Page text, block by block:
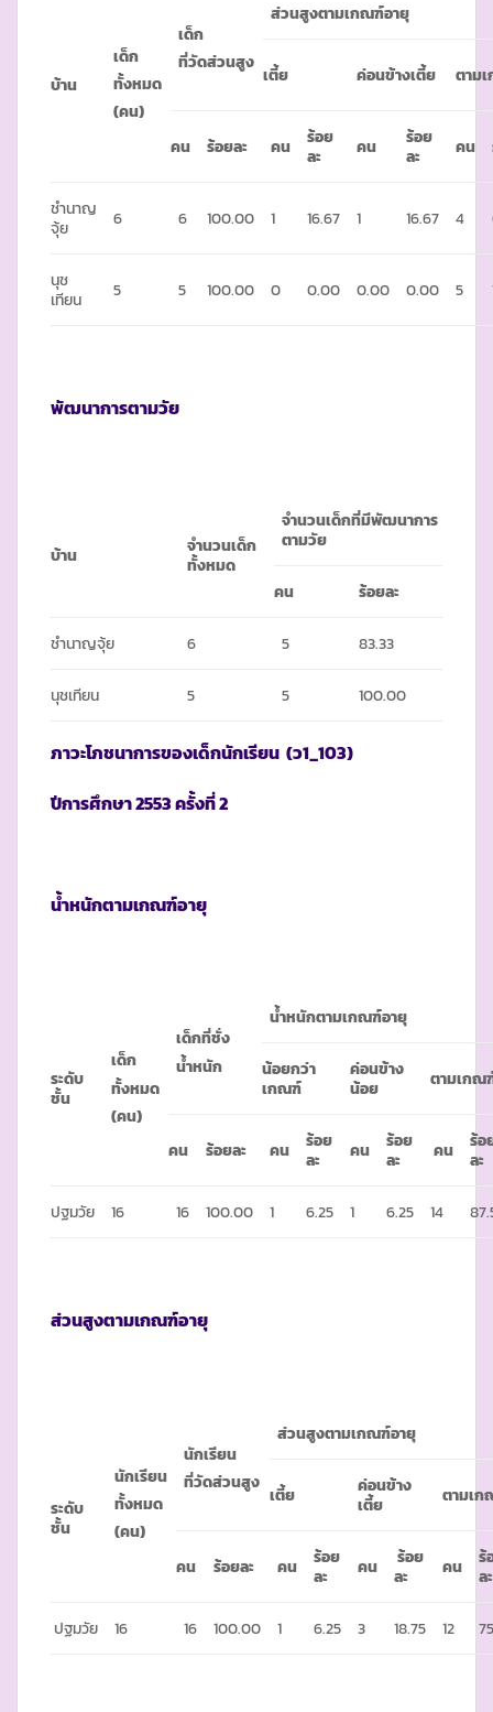
บ้าน
เด็ก
ทั้งหมด
(คน)
เด็ก
ที่วัดส่วนสูง
ส่วนสูงตามเกณฑ์อายุ
เตี้ย ค่อนข้างเตี้ย ตาม
คน ร้อยละ คน
ร้อย
ละ
คน
ร้อย
ละ
คน
ชำนาญ
จุ้ย
6 6 100.00 1 16.67 1 16.67 4
นุช
เทียน
5 5 100.00 0 0.00 0.00 0.00 5
พัฒนาการตามวัย
บ้าน
จำนวนเด็ก
ทั้งหมด
จำนวนเด็กที่มีพัฒนาการ
ตามวัย
คน ร้อยละ
ชำนาญจุ้ย 6 5 83.33
นุชเทียน 5 5 100.00
ภาวะโภชนาการของเด็กนักเรียน (ว1_103)
ปีการศึกษา2553 ครั้งที่ 2
น้ำหนักตามเกณฑ์อายุ
ระดับ
ชั้น
เด็ก
ทั้งหมด
(คน)
เด็กที่ชั่ง
น้ำหนัก
น้ำหนักตามเกณฑ์อายุ
น้อยกว่า
เกณฑ์
ค่อนข้าง
น้อย
ตามเกณ
คน ร้อยละ คน
ร้อย
ละ
คน
ร้อย
ละ
คน
ร้อ
ละ
ปฐมวัย 16 16 100.00 1 6.25 1 6.25 14
ส่วนสูงตามเกณฑ์อายุ
ระดับ
ชั้น
นักเรียน
ทั้งหมด
(คน)
นักเรียน
ที่วัดส่วนสูง
ส่วนสูงตามเกณฑ์อายุ
เตี้ย
ค่อนข้าง
เตี้ย
ตามเ
คน ร้อยละ คน
ร้อย
ละ
คน
ร้อย
ละ
คน
ร้
ละ
ปฐมวัย 16 16 100.00 1 6.25 3 18.75 12